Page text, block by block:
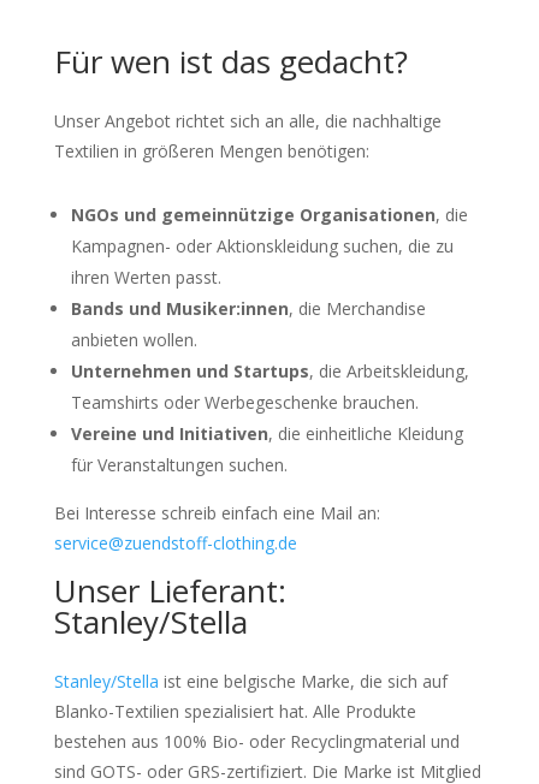
Für wen ist das gedacht?
Unser Angebot richtet sich an alle, die nachhaltige
Textilien in größeren Mengen benötigen:
NGOs und gemeinnützige Organisationen, die
Kampagnen- oder Aktionskleidung suchen, die zu
ihren Werten passt.
Bands und Musiker:innen, die Merchandise
anbieten wollen.
Unternehmen und Startups, die Arbeitskleidung,
Teamshirts oder Werbegeschenke brauchen.
Vereine und Initiativen, die einheitliche Kleidung
für Veranstaltungen suchen.
Bei Interesse schreib einfach eine Mail an:
service@zuendstoff-clothing.de
Unser Lieferant:
Stanley/Stella
Stanley/Stella ist eine belgische Marke, die sich auf
Blanko-Textilien spezialisiert hat. Alle Produkte
bestehen aus 100% Bio- oder Recyclingmaterial und
sind GOTS- oder GRS-zertifiziert. Die Marke ist Mitglied